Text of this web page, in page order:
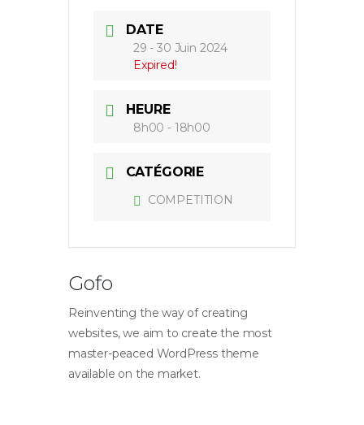
DATE
29 - 30 Juin 2024
Expired!
HEURE
8h00 - 18h00
CATÉGORIE
COMPETITION
Gofo
Reinventing the way of creating
websites, we aim to create the most
master-peaced WordPress theme
available on the market.